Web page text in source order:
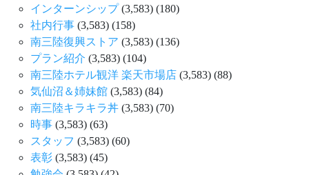
インターンシップ(3,583) (180)
社内行事 (3,583) (158)
南三陸復興ストア (3,583) (136)
プラン紹介 (3,583) (104)
南三陸ホテル観洋 楽天市場店 (3,583) (88)
気仙沼＆姉妹館 (3,583) (84)
南三陸キラキラ丼 (3,583) (70)
時事 (3,583) (63)
スタッフ (3,583) (60)
表彰 (3,583) (45)